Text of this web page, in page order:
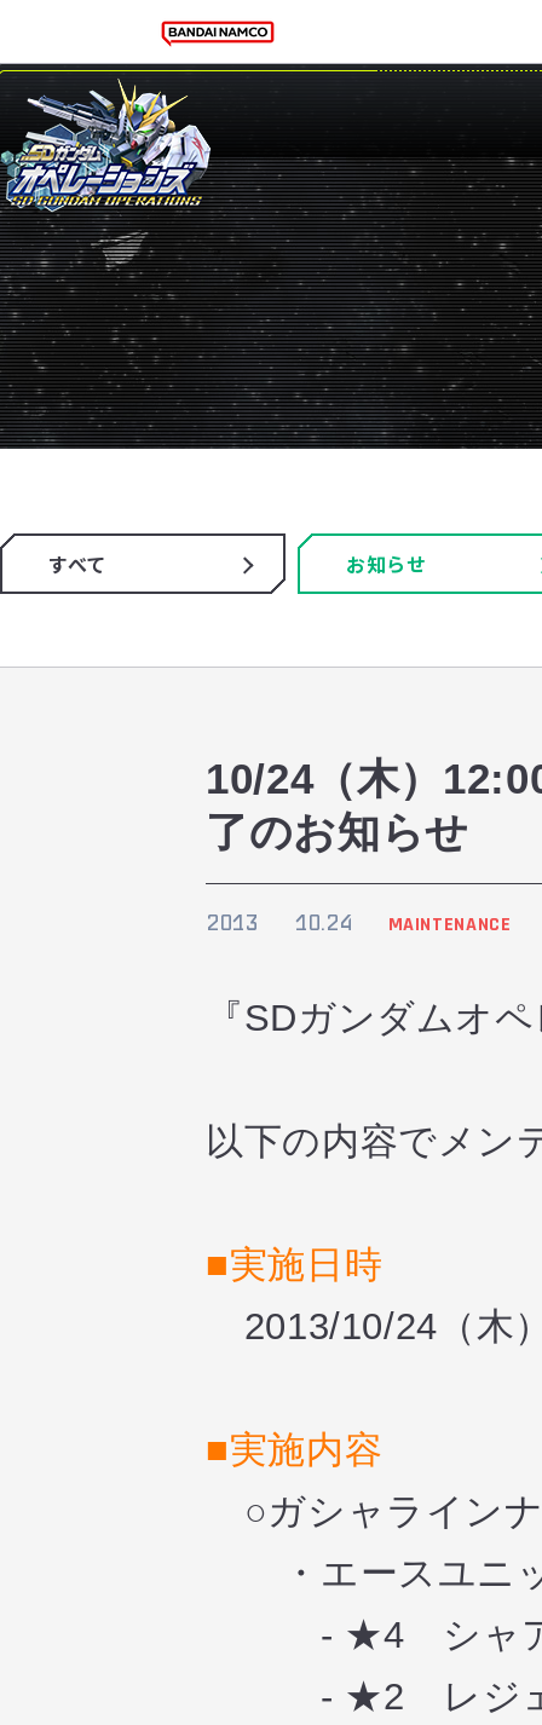
すべて お知らせ
10/24（木）
了のお知らせ
2013 10.24 MAINTENANCE
『SDガンダムオ
以下の内容でメン
■実施日時
2013/10/24（木
■実施内容
○ガシャライン
・エースユニ
- ★4 シャア
- ★2 レジェ